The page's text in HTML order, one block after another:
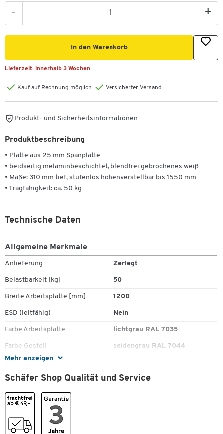
- +
In den Warenkorb
Lieferzeit: innerhalb 3 Wochen
Kauf auf Rechnung möglich Versicherter Versand
Produkt- und Sicherheitsinformationen
Produktbeschreibung
• Platte aus 25 mm Spanplatte
• beidseitig melaminbeschichtet, blendfrei gebrochenes weiß
• Maße: 310 mm tief, stufenlos höhenverstellbar bis 1550 mm
• Tragfähigkeit: ca. 50 kg
Mehr anzeigen
Technische Daten
Allgemeine Merkmale
Anlieferung Zerlegt
Belastbarkeit [kg] 50
Breite Arbeitsplatte [mm] 1200
ESD (leitfähig) Nein
Farbe Arbeitsplatte lichtgrau RAL 7035
Farbe Gestell seidengrau RAL 7044
Höhe Arbeitsplatte [mm]
Höhe Grundgestell [mm] 1550
Höhe [mm]
Höhenverstellbar
Höhenverstellbar durch
Schäfer Shop Qualität und Service